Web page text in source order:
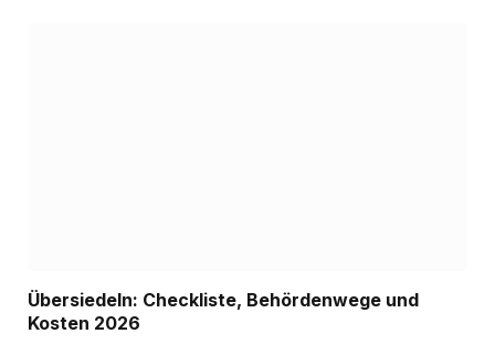
Übersiedeln: Checkliste, Behördenwege und
Kosten 2026